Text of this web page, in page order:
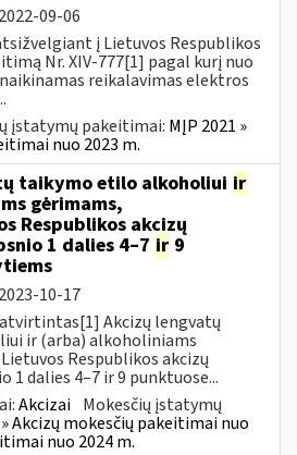
2022-09-06
į Lietuvos Respublikos
Nr. XIV-777[1] pagal kurį nuo
reikalavimas elektros
įstatymų pakeitimai: MĮP 2021 »
nuo 2023 m.
taikymo etilo alkoholiui ir
gėrimams,
Respublikos akcizų
1 dalies 4–7 ir 9
2023-10-17
Akcizų lengvatų
ir (arba) alkoholiniams
Respublikos akcizų
dalies 4–7 ir 9 punktuose...
Akcizai Mokesčių įstatymų
Akcizų mokesčių pakeitimai nuo
nuo 2024 m.